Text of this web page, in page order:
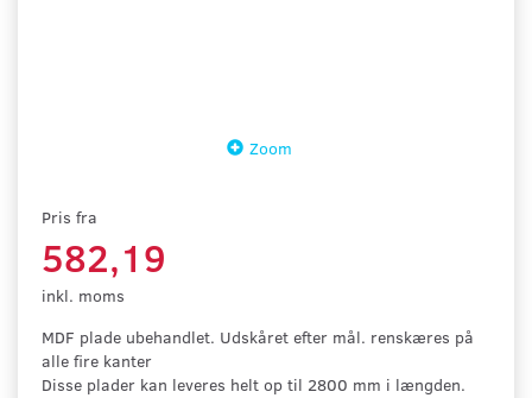
Zoom
Pris fra
582,19
inkl. moms
MDF plade ubehandlet. Udskåret efter mål. renskæres på
alle fire kanter
Disse plader kan leveres helt op til 2800 mm i længden.